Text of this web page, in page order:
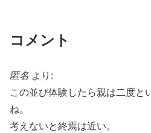
コメント
匿名 より:
この並び体験したら親は二度と
ね。
考えないと終焉は近い。